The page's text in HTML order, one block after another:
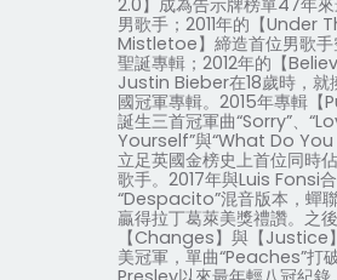
2.0】成為告示牌榜單47年
男歌手； 2011年的【Under
Mistletoe】締造首位男歌
聖誕專輯； 2012年的【
Justin Bieber在18歲時，就
國冠軍專輯。 2015年專輯【
誕生三首冠軍曲“Sorry”、“
Yourself”與“What Do You
立足英國金榜史上首位同時
歌手。 2017年與Luis Fonsi
“Despacito”混音版本，蟬
贏得拉丁葛萊美獎禮讚。之
【Changes】與【Justice
美冠軍，單曲“Peaches”打